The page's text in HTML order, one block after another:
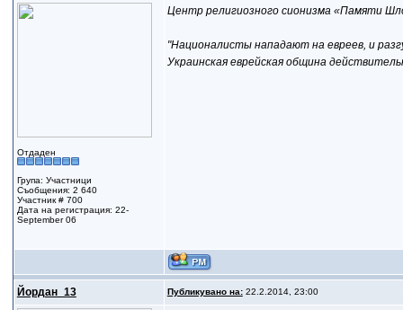
Отдаден
Група: Участници
Съобщения: 2 640
Участник # 700
Дата на регистрация: 22-
September 06
Центр религиозного сионизма «Памяти
"Националисты нападают на евреев, и
Украинская еврейская община
Йордан_13 Публикувано на:22.2.2014, 23:00